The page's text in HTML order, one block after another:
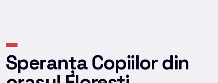
Speranța Copiilor din